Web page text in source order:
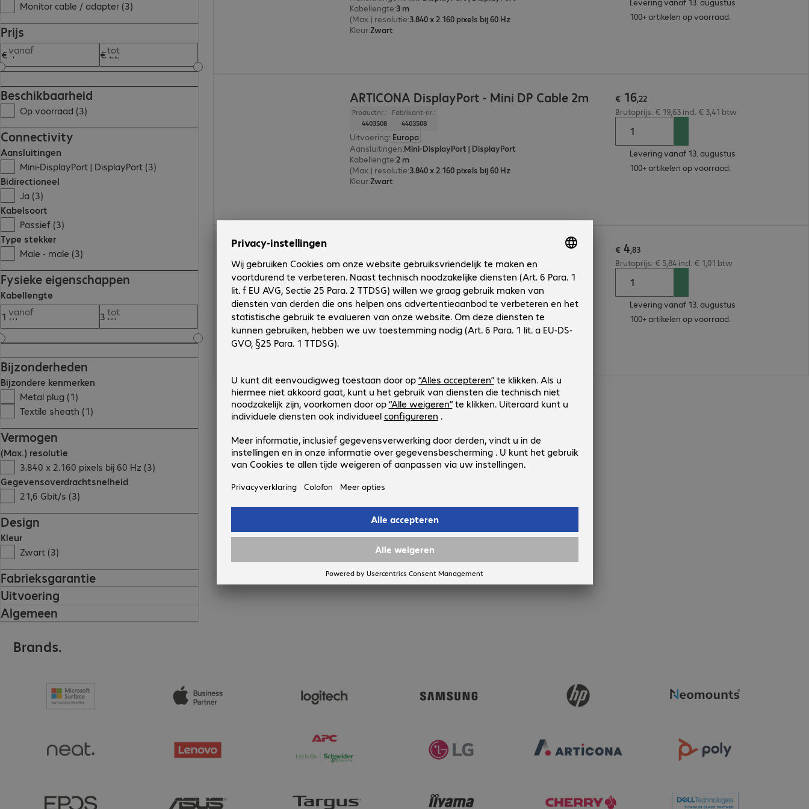
Monitor cable / adapter (3)
Prijs
vanaf tot
Beschikbaarheid
Op voorraad (3)
Connectivity
Aansluitingen
Mini-DisplayPort | DisplayPort (3)
Bidirectioneel
Ja (3)
Kabelsoort
Passief (3)
Type stekker
Male - male (3)
Fysieke eigenschappen
Kabellengte
vanaf
tot
Bijzonderheden
Bijzondere kenmerken
Metal plug (1)
Textile sheath (1)
Vermogen
(Max.) resolutie
3.840 x 2.160 pixels bij 60 Hz (3)
Gegevensoverdrachtsnelheid
21,6 Gbit/s (3)
Design
Kleur
Zwart (3)
Fabrieksgarantie
Uitvoering
Algemeen
Kabellengte:3 m
(Max.) resolutie:3.840 x 2.160 pixels bij 60 Hz
Kleur:Zwart
100+ artikelen op voorraad.
ARTICONA DisplayPort - Mini DP Cable 2m
Productnr.:
4403508
Fabrikant-nr.:
4403508
Uitvoering: Europa
Aansluitingen:Mini-DisplayPort | DisplayPort
Kabellengte:2 m
(Max.) resolutie:3.840 x 2.160 pixels bij 60 Hz
Kleur:Zwart
€ 16,22
Brutoprijs: € 19,63 incl. € 3,41 btw
Levering vanaf 13. augustus
100+ artikelen op voorraad.
ARTICONA DisplayPort - Mini DP Cable 1m
Productnr.:
4403497
Fabrikant-nr.:
4403497
Uitvoering: Europa
Aansluitingen
Mini-DisplayPort | DisplayPort
Kabellengte:1 m
Bijzondere kenmerken:Textile sheath, Metal plug
(Max.) resolutie:3.840 x 2.160 pixels bij 60 Hz
€ 4,83
Brutoprijs: € 5,84 incl. € 1,01 btw
Levering vanaf 13. augustus
100+ artikelen op voorraad.
3 van 3 resultaten
Toon meer
Brands.